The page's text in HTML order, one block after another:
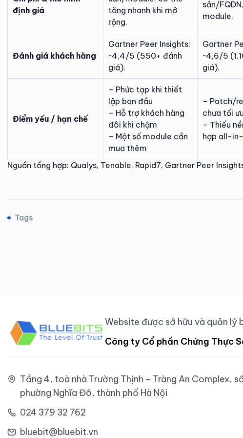
định giá
tăng nhanh khi mở
rộng.
sản/
module.
Đánh giá khách hàng
Gartner Peer Insights:
~4,4/5 (550+ đánh
giá).
Gartner
~4,6/5
giá).
Điểm yếu / hạn chế
– Phức tạp khi thiết
lập ban đầu
– Hỗ trợ khách hàng
đôi khi chậm
– Một số module cần
mua thêm
– Patch/
chưa tối ưu
– Thiếu
hợp all-
Nguồn tổng hợp: Qualys, Tenable, Rapid7, Gartner Peer
Tags
Website được sở hữu và quản lý
Công ty Cổ phần Chứng Thực
Tầng 4, toà nhà Trường Thịnh - Tràng An Complex,
phường Nghĩa Đô, thành phố Hà Nội
024 379 32 762
bluebit@bluebit.vn